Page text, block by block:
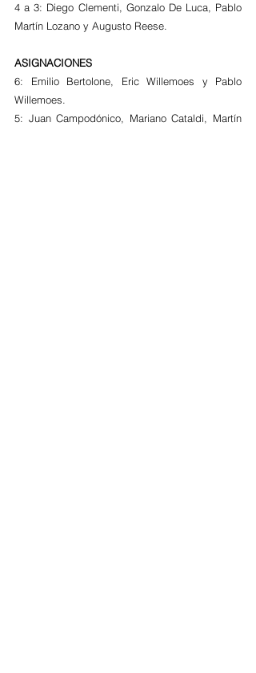
4 a 3: Diego Clementi, Gonzalo De Luca, Pablo
Martín Lozano y Augusto Reese.
ASIGNACIONES
6: Emilio Bertolone, Eric Willemoes y Pablo
Willemoes.
5: Juan Campodónico, Mariano Cataldi, Martín